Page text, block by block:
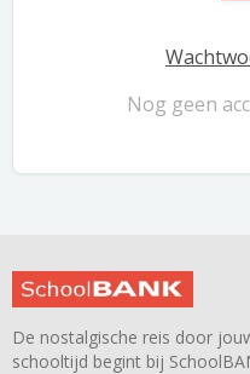
Nog geen
De nostalgische reis door
schooltijd begint bij